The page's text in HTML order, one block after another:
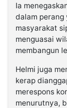
Ia
dalam
masyarakat
menguasai
membangun
Helmi juga
kerap
merespons
menurutnya,